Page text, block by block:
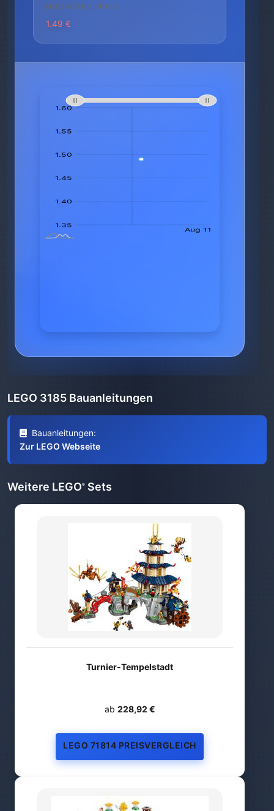
HÖCHSTER PREIS
1.49 €
LEGO 3185 Bauanleitungen
Bauanleitungen:
Zur LEGO Webseite
Weitere LEGO® Sets
Turnier-Tempelstadt
ab 228,92 €
LEGO 71814 PREISVERGLEICH